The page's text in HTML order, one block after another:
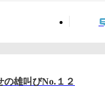
の雄叫びNo.１２